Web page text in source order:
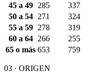
45 a 49
285 337
50 a 54
271 324
55 a 59
278 319
60 a 64
266 255
65 o más 653 759
03 · ORIGEN